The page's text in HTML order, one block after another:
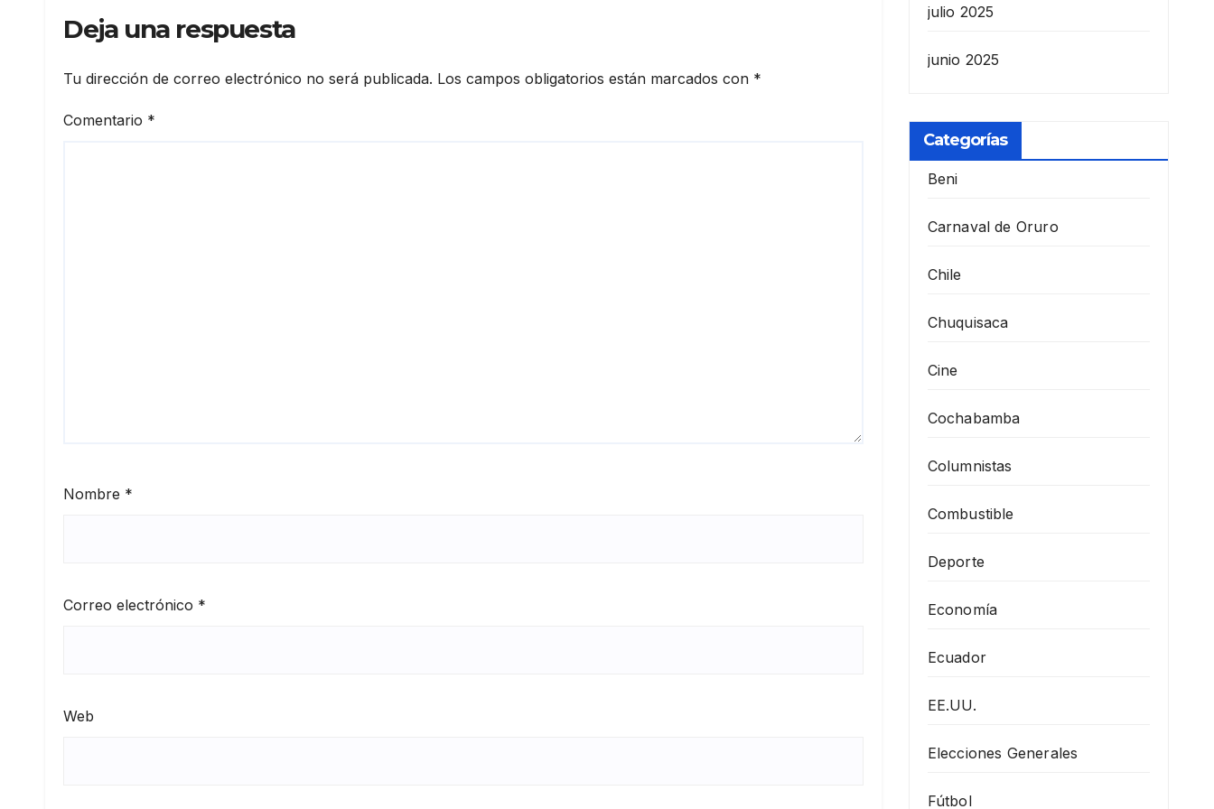
Deja una respuesta
Tu dirección de correo electrónico no será publicada. Los campos obligatorios están marcados con *
Comentario *
Nombre *
Correo electrónico *
Web
julio 2025
junio 2025
Categorías
Beni
Carnaval de Oruro
Chile
Chuquisaca
Cine
Cochabamba
Columnistas
Combustible
Deporte
Economía
Ecuador
EE.UU.
Elecciones Generales
Fútbol